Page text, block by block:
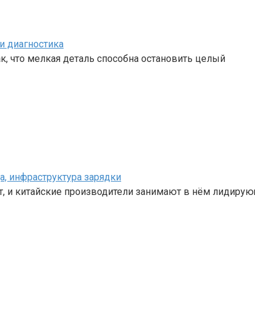
диагностика
что мелкая деталь способна остановить целый
инфраструктура зарядки
и китайские производители занимают в нём